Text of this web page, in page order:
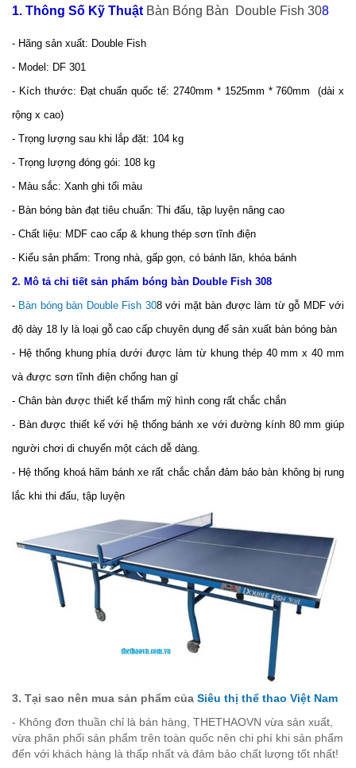
1. Thông Số Kỹ Thuật Bàn Bóng Bàn Double Fish 308
- Hãng sản xuất: Double Fish
- Model: DF 301
- Kích thước: Đạt chuẩn quốc tế: 2740mm * 1525mm * 760mm (dài x
rộng x cao)
- Trọng lượng sau khi lắp đặt: 104 kg
- Trọng lượng đóng gói: 108 kg
- Màu sắc: Xanh ghi tối màu
- Bàn bóng bàn đạt tiêu chuẩn: Thi đấu, tập luyện nâng cao
- Chất liệu: MDF cao cấp & khung thép sơn tĩnh điện
- Kiểu sản phẩm: Trong nhà, gấp gọn, có bánh lăn, khóa bánh
2. Mô tả chi tiết sản phẩm bóng bàn Double Fish 308
- Bàn bóng bàn Double Fish 308 với mặt bàn được làm từ gỗ MDF với
độ dày 18 ly là loại gỗ cao cấp chuyên dụng để sản xuất bàn bóng bàn
- Hệ thống khung phía dưới được làm từ khung thép 40 mm x 40 mm
và được sơn tĩnh điện chống han gỉ
- Chân bàn được thiết kế thẩm mỹ hình cong rất chắc chắn
- Bàn được thiết kế với hệ thống bánh xe với đường kính 80 mm giúp
người chơi di chuyển một cách dễ dàng.
- Hệ thống khoá hãm bánh xe rất chắc chắn đảm bảo bàn không bị rung
lắc khi thi đấu, tập luyện
3. Tại sao nên mua sản phẩm của Siêu thị thể thao Việt Nam
- Không đơn thuần chỉ là bán hàng, THETHAOVN vừa sản xuất,
vừa phân phối sản phẩm trên toàn quốc nên chi phí khi sản phẩm
đến với khách hàng là thấp nhất và đảm bảo chất lượng tốt nhất!